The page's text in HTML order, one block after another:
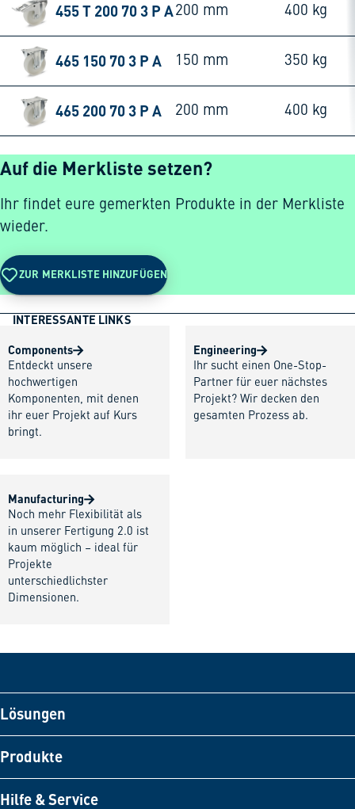
455 T 200 70 3 P A 200 mm 400 kg
465 150 70 3 P A 150 mm 350 kg
465 200 70 3 P A 200 mm 400 kg
Auf die Merkliste setzen?
Ihr findet eure gemerkten Produkte in der Merkliste
wieder.
ZUR MERKLISTE HINZUFÜGEN
INTERESSANTE LINKS
Components
Entdeckt unsere
hochwertigen
Komponenten, mit denen
ihr euer Projekt auf Kurs
bringt.
Engineering
Ihr sucht einen One-Stop-
Partner für euer nächstes
Projekt? Wir decken den
gesamten Prozess ab.
Manufacturing
Noch mehr Flexibilität als
in unserer Fertigung 2.0 ist
kaum möglich – ideal für
Projekte
unterschiedlichster
Dimensionen.
Lösungen
Produkte
Hilfe & Service